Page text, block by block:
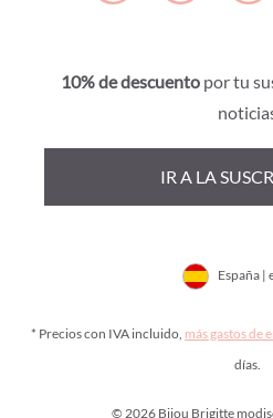
10% de descuentopor tu
IR A LA
España |
* Precios con IVA incluido, más gastos de
días.
© 2026 Bijou Brigitte